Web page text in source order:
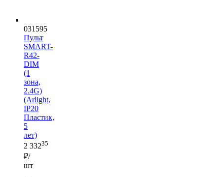
031595
Пульт
SMART-
R42-
DIM
(1
зона,
2.4G)
(Arlight,
IP20
Пластик,
5
лет)
2 33235
₽/
шт